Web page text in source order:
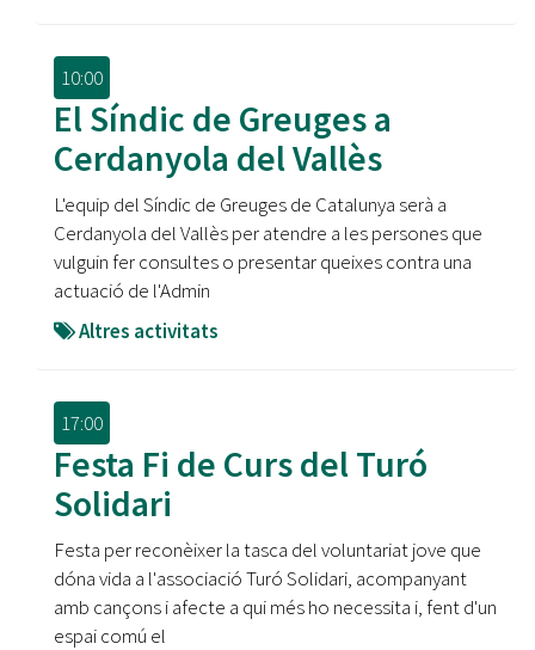
10:00
El Síndic de Greuges a
Cerdanyola del Vallès
L'equip del Síndic de Greuges de Catalunya serà a
Cerdanyola del Vallès per atendre a les persones que
vulguin fer consultes o presentar queixes contra una
actuació de l'Admin
Altres activitats
17:00
Festa Fi de Curs del Turó
Solidari
Festa per reconèixer la tasca del voluntariat jove que
dóna vida a l'associació Turó Solidari, acompanyant
amb cançons i afecte a qui més ho necessita i, fent d'un
espai comú el